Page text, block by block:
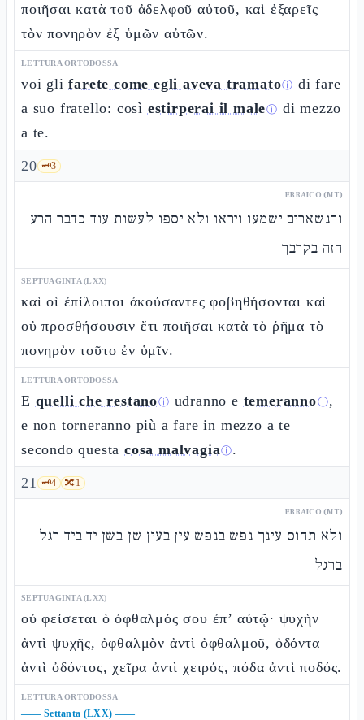
ποιῆσαι κατὰ τοῦ ἀδελφοῦ αὐτοῦ, καὶ ἐξαρεῖς
τὸν πονηρὸν ἐξ ὑμῶν αὐτῶν.
LETTURA ORTODOSSA
voi glifarete come egli aveva tramatoⓘ di fare
a suo fratello: così estirperai il maleⓘ di mezzo
a te.
20 🗝️3
EBRAICO (MT)
והנשארים ישמעו ויראו ולא יספו לעשות עוד כדבר הרע
הזה בקרבך
SEPTUAGINTA (LXX)
καὶ οἱ ἐπίλοιποι ἀκούσαντες φοβηθήσονται καὶ
οὐ προσθήσουσιν ἔτι ποιῆσαι κατὰ τὸ ῥῆμα τὸ
πονηρὸν τοῦτο ἐν ὑμῖν.
LETTURA ORTODOSSA
E quelli che restanoⓘ udranno e temerannoⓘ,
e non torneranno più a fare in mezzo a te
secondo questacosa malvagiaⓘ.
21 🗝️4 🔀1
EBRAICO (MT)
ולא תחוס עינך נפש בנפש עין בעין שן בשן יד ביד רגל
ברגל
SEPTUAGINTA (LXX)
οὐ φείσεται ὁ ὀφθαλμός σου ἐπ’ αὐτῷ· ψυχὴν
ἀντὶ ψυχῆς, ὀφθαλμὸν ἀντὶ ὀφθαλμοῦ, ὀδόντα
ἀντὶ ὀδόντος, χεῖρα ἀντὶ χειρός, πόδα ἀντὶ ποδός.
LETTURA ORTODOSSA
—— Settanta (LXX) ——